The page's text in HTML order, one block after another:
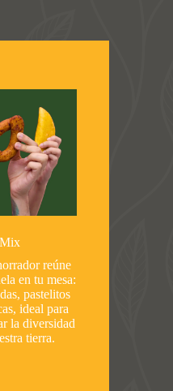
reúne
en tu mesa:
pastelitos
ideal para
la diversidad
tierra.